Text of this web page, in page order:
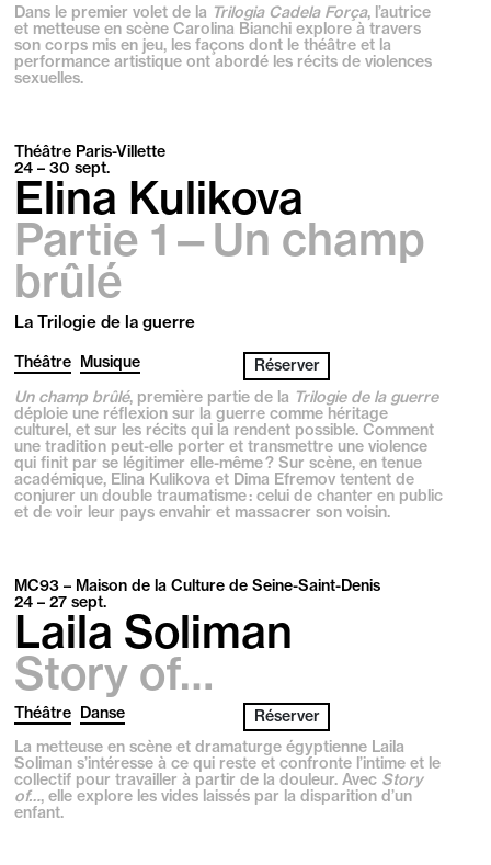
Dans le premier volet de la Trilogia Cadela Força, l’autrice
et metteuse en scène Carolina Bianchi explore à travers
son corps mis en jeu, les façons dont le théâtre et la
performance artistique ont abordé les récits de violences
sexuelles.
Théâtre Paris-Villette
24 – 30sept.
Elina Kulikova
Partie 1—Un champ
brûlé
La Trilogie de la guerre
Théâtre Musique
Réserver
Un champ brûlé, première partie de la Trilogie de la guerre
déploie une réflexion sur la guerre comme héritage
culturel, et sur les récits qui la rendent possible. Comment
une tradition peut-elle porter et transmettre une violence
qui finit par se légitimer elle-même ? Sur scène, en tenue
académique, Elina Kulikova et Dima Efremov tentent de
conjurer un double traumatisme : celui de chanter en public
et de voir leur pays envahir et massacrer son voisin.
MC93 – Maison de la Culture de Seine-Saint-Denis
24 – 27sept.
Laila Soliman
Story of…
Théâtre Danse
Réserver
La metteuse en scène et dramaturge égyptienne Laila
Soliman s’intéresse à ce qui reste et confronte l’intime et le
collectif pour travailler à partir de la douleur. Avec Story
of…, elle explore les vides laissés par la disparition d’un
enfant.